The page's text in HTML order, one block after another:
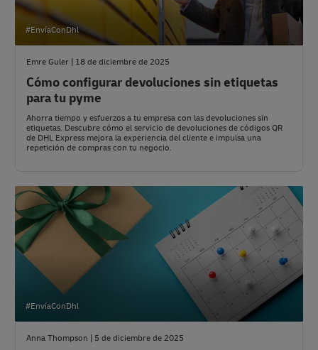
#EnvíaConDhl
Emre Guler | 18 de diciembre de 2025
Cómo configurar devoluciones sin etiquetas
para tu pyme
Ahorra tiempo y esfuerzos a tu empresa con las devoluciones sin
etiquetas. Descubre cómo el servicio de devoluciones de códigos QR
de DHL Express mejora la experiencia del cliente e impulsa una
repetición de compras con tu negocio.
#EnvíaConDhl
Anna Thompson | 5 de diciembre de 2025